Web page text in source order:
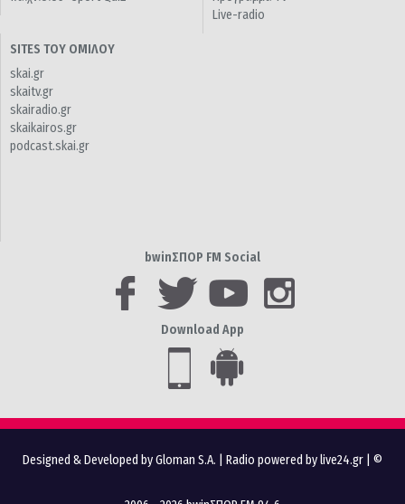
Live-radio
SITES ΤΟΥ ΟΜΙΛΟΥ
skai.gr
skaitv.gr
skairadio.gr
skaikairos.gr
podcast.skai.gr
bwinΣΠΟΡ FM Social
Download App
Designed & Developed by Gloman S.A. Radio powered by live24.gr | ©